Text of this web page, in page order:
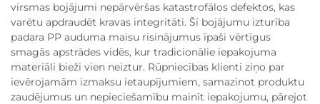
virsmas bojājumi nepārvēršas katastrofālos defektos, kas
varētu apdraudēt kravas integritāti. Šī bojājumu izturība
padara PP auduma maisu risinājumus īpaši vērtīgus
smagās apstrādes vidēs, kur tradicionālie iepakojuma
materiāli bieži vien neiztur. Rūpniecības klienti ziņo par
ievērojamām izmaksu ietaupījumiem, samazinot produktu
zaudējumus un nepieciešamību mainīt iepakojumu, pārejot